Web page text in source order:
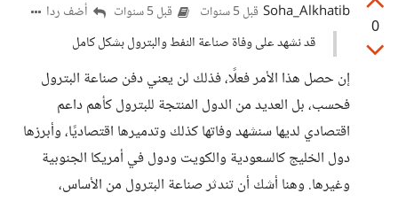
0
Soha_Alkhatib قبل 5 سنوات قبل 5 سنوات
أضف ردا
قد نشهد على وفاة صناعة النفط والبترول بشكل كامل
إن حصل هذا الأمر فعلًا، فذلك لن يعني دفن صناعة البترول
فحسب، بل العديد من الدول المنتجة للبترول كأهم داعم
اقتصادي لديها سنشهد وفاتها كذلك وتدميرها اقتصاديًا، وأبرزها
دول الخليج كالسعودية والكويت ودول في أمريكا الجنوبية
وغيرها. وهنا أشك أن تندثر صناعة البترول من الأساس،